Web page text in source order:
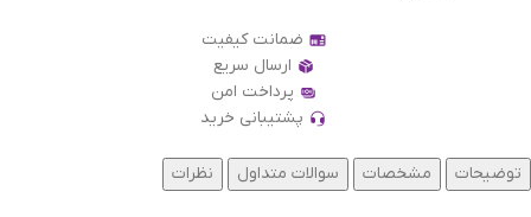
ضمانت کیفیت
ارسال سریع
پرداخت امن
پشتیبانی خرید
توضیحات مشخصات سوالات متداول نظرات